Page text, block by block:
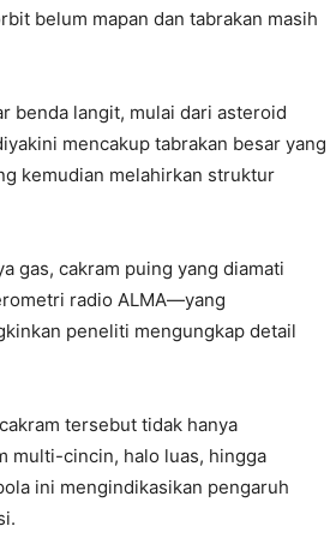
belum mapan dan tabrakan masih
benda langit, mulai dari asteroid
mencakup tabrakan besar yang
kemudian melahirkan struktur
gas, cakram puing yang diamati
radio ALMA—yang
peneliti mengungkap detail
tersebut tidak hanya
multi-cincin, halo luas, hingga
ini mengindikasikan pengaruh